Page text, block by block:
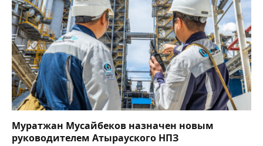
Муратжан Мусайбеков назначен новым
руководителем Атырауского НПЗ